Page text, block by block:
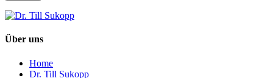
Über uns
Home
Dr. Till Sukopp